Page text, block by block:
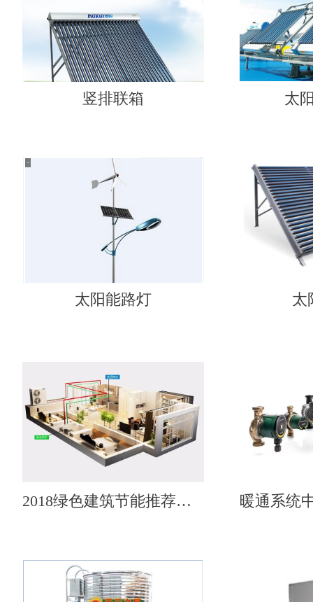
竖排联箱 太
太阳能路灯 太
2018绿色建筑节能推荐产品——天舒热泵热水机